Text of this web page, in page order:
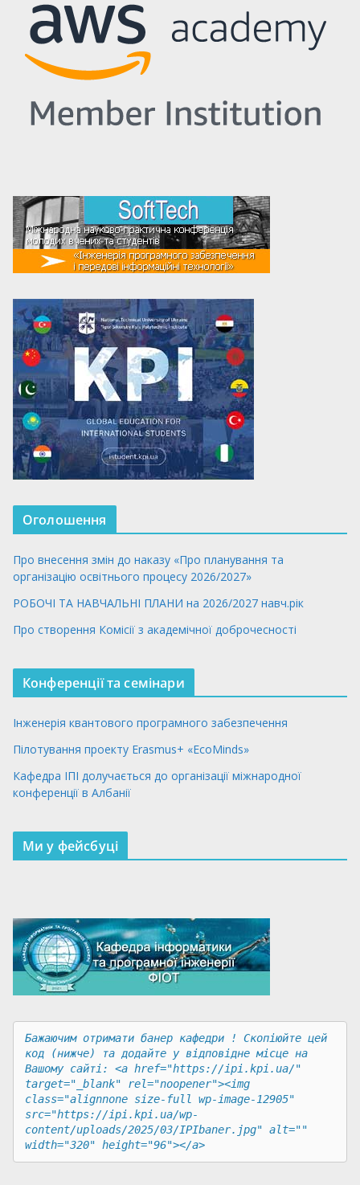
Оголошення
Про внесення змін до наказу «Про планування та
організацію освітнього процесу 2026/2027»
РОБОЧІ ТА НАВЧАЛЬНІ ПЛАНИ на 2026/2027 навч.рік
Про створення Комісії з академічної доброчесності
Конференції та семінари
Інженерія квантового програмного забезпечення
Пілотування проекту Erasmus+ «EcoMinds»
Кафедра ІПІ долучається до організації міжнародної
конференції в Албанії
Ми у фейсбуці
Бажаючим отримати банер кафедри ! Скопіюйте цей
код (нижче) та додайте у відповідне місце на
Вашому сайті: <a href="https://ipi.kpi.ua/"
target="_blank" rel="noopener"><img
class="alignnone size-full wp-image-12905"
src="https://ipi.kpi.ua/wp-
content/uploads/2025/03/IPIbaner.jpg" alt=""
width="320" height="96"></a>